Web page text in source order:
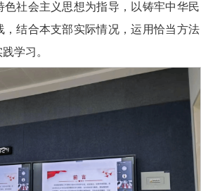
色社会主义思想为指导，以铸牢中华民
，结合本支部实际情况，运用恰当方法
学习。